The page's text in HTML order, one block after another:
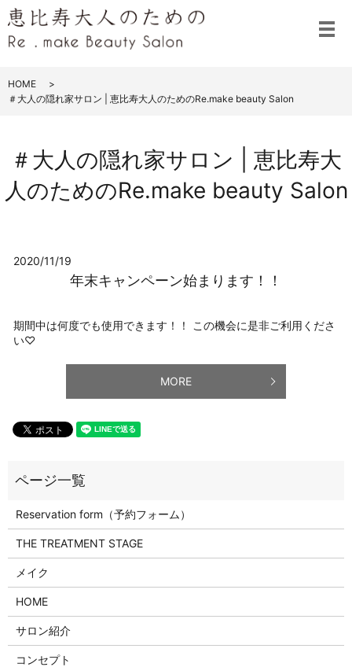
メ
HOME
＃大人の隠れ家サロン | 恵比寿大人のためのRe.make beauty Salon
＃大人の隠れ家サロン | 恵比寿大
人のためのRe.make beauty Salon
2020/11/19
年末キャンペーン始まります！！
期間中は何度でも使用できます！！ この機会に是非ご利用くださ
い♡
MORE
Reservation form（予約フォーム）
THE TREATMENT STAGE
メイク
HOME
サロン紹介
コンセプト